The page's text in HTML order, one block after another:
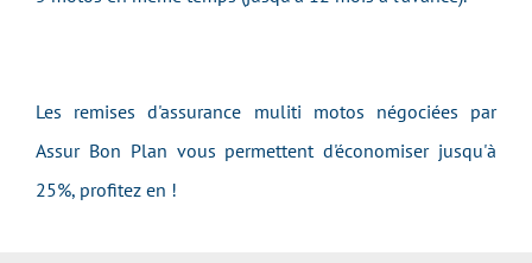
Les remises d'assurance muliti motos négociées par
Assur Bon Plan vous permettent d'économiser jusqu'à
25%, profitez en !